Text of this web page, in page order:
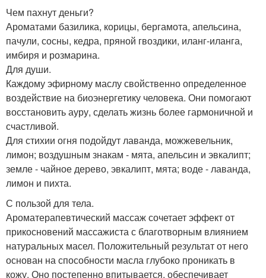
Чем пахнут деньги?
Ароматами базилика, корицы, бергамота, апельсина,
пачули, сосны, кедра, пряной гвоздики, иланг-иланга,
имбиря и розмарина.
Для души.
Каждому эфирному маслу свойственно определенное
воздействие на биоэнергетику человека. Они помогают
восстановить ауру, сделать жизнь более гармоничной и
счастливой.
Для стихии огня подойдут лаванда, можжевельник,
лимон; воздушным знакам - мята, апельсин и эвкалипт;
земле - чайное дерево, эвкалипт, мята; воде - лаванда,
лимон и пихта.
С пользой для тела.
Ароматерапевтический массаж сочетает эффект от
прикосновений массажиста с благотворным влиянием
натуральных масел. Положительный результат от него
основан на способности масла глубоко проникать в
кожу. Оно постепенно впитывается, обеспечивает